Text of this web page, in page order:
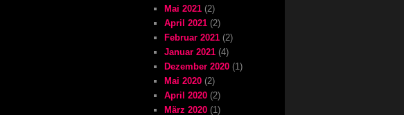
Mai 2021 (2)
April 2021 (2)
Februar 2021 (2)
Januar 2021 (4)
Dezember 2020 (1)
Mai 2020 (2)
April 2020 (2)
März 2020 (1)